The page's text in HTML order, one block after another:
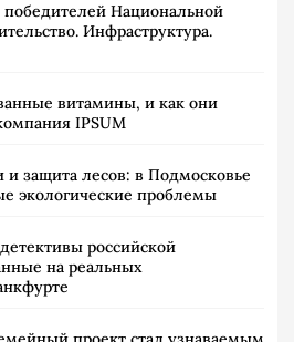
Национальной
Инфраструктура.
витамины, и как они
IPSUM
и защита лесов: в Подмосковье
экологические проблемы
российской
на реальных